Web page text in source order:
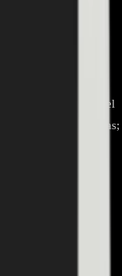
en etiqueta del
asegurar pestañas;
mi TV LG?
sea